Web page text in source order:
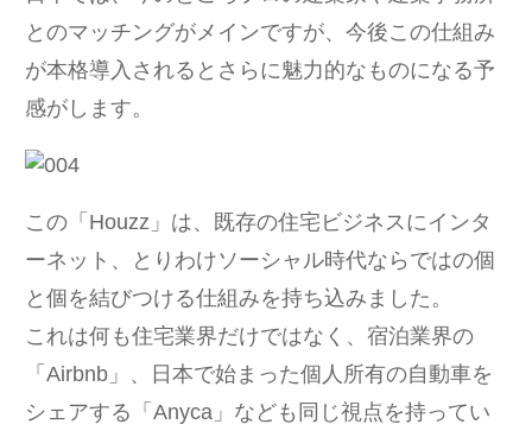
とのマッチングがメインですが、今後この仕組み
が本格導入されるとさらに魅力的なものになる予
感がします。
この「Houzz」は、既存の住宅ビジネスにインタ
ーネット、とりわけソーシャル時代ならではの個
と個を結びつける仕組みを持ち込みました。
これは何も住宅業界だけではなく、宿泊業界の
「Airbnb」、日本で始まった個人所有の自動車を
シェアする「Anyca」なども同じ視点を持ってい